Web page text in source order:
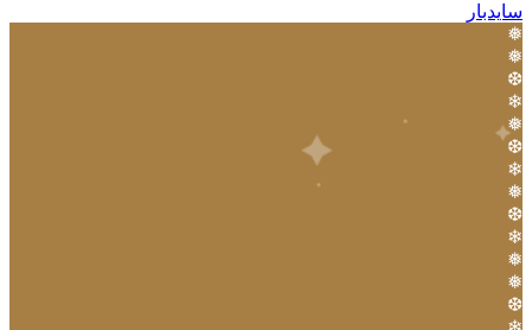
سایدبار
❅
❅
❆
❄
❅
❆
❄
❅
❆
❄
❅
❅
❆